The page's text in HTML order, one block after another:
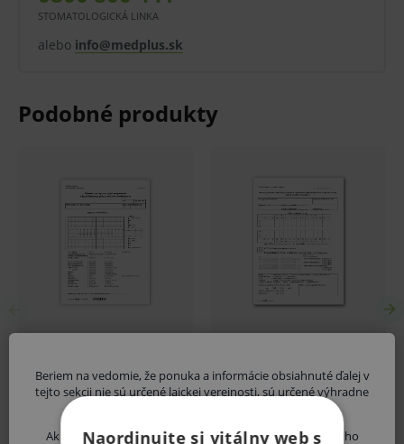
STOMATOLOGICKÁ LINKA
alebo info@medplus.sk
Beriem na vedomie, že ponuka a informácie obsiahnuté ďalej v
tejto sekcii nie sú určené laickej verejnosti, sú určené výhradne
Ak nie ste odborník, vystavujete sa riziku ohrozenia svojho
Naordinujte si vitálny web s